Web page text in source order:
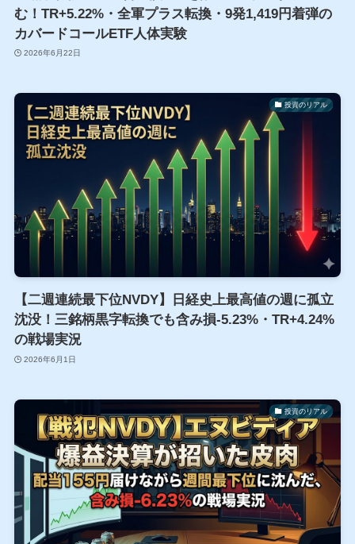
む！TR+5.22%・全軍プラス転換・9発1,419円着弾の
カバードコールETF人体実験
2026年6月22日
投資のリアル
【二週連続最下位NVDY】日経史上最高値の週に孤立
沈没！三銘柄黒字転換でも含み損-5.23%・TR+4.24%
の戦場実況
2026年6月1日
投資のリアル